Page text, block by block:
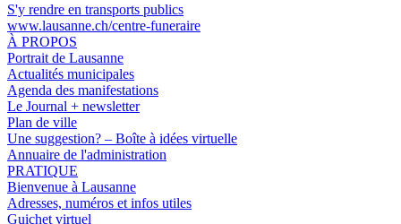
S'y rendre en transports publics
www.lausanne.ch/centre-funeraire
À PROPOS
Portrait de Lausanne
Actualités municipales
Agenda des manifestations
Le Journal + newsletter
Plan de ville
Une suggestion? – Boîte à idées virtuelle
Annuaire de l'administration
PRATIQUE
Bienvenue à Lausanne
Adresses, numéros et infos utiles
Guichet virtuel